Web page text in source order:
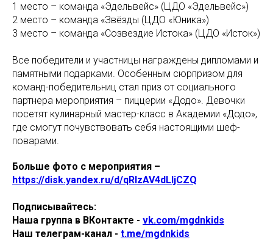
1 место – команда «Эдельвейс» (ЦДО «Эдельвейс»)
2 место – команда «Звёзды (ЦДО «Юника»)
3 место – команда «Созвездие Истока» (ЦДО «Исток»)
Все победители и участницы награждены дипломами и
памятными подарками. Особенным сюрпризом для
команд-победительниц стал приз от социального
партнера мероприятия – пиццерии «Додо». Девочки
посетят кулинарный мастер-класс в Академии «Додо»,
где смогут почувствовать себя настоящими шеф-
поварами.
Больше фото с мероприятия –
https://disk.yandex.ru/d/qRIzAV4dLIjCZQ
Подписывайтесь:
Наша группа в ВКонтакте - vk.com/mgdnkids
Наш телеграм-канал - t.me/mgdnkids